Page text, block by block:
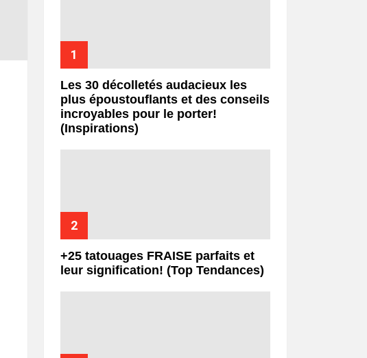
Les 30 décolletés audacieux les
plus époustouflants et des conseils
incroyables pour le porter!
(Inspirations)
+25 tatouages ​​FRAISE parfaits et
leur signification! (Top Tendances)